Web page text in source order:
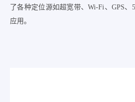
了各种定位源如超宽带、Wi-Fi、GPS、
应用。